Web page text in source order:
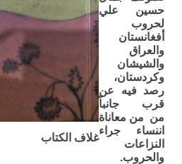
غلاف الكتاب
حسين علي
لحروب
أفغانستان
والعراق
والشيشان
وكردستان،
رصد فيه عن
قرب جانباً
من من معاناة
اننساء جراء
النزاعات
والحروب.